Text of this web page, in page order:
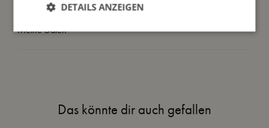
Meine Daten
Das könnte dir auch gefallen
DETAILS ANZEIGEN